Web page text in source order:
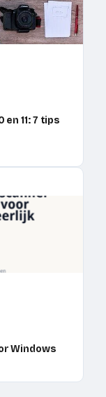
11: 7 tips
Windows